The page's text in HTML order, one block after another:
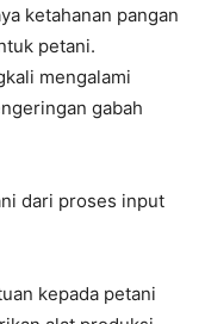
ketahanan pangan
petani.
mengalami
gabah
dari proses input
kepada petani